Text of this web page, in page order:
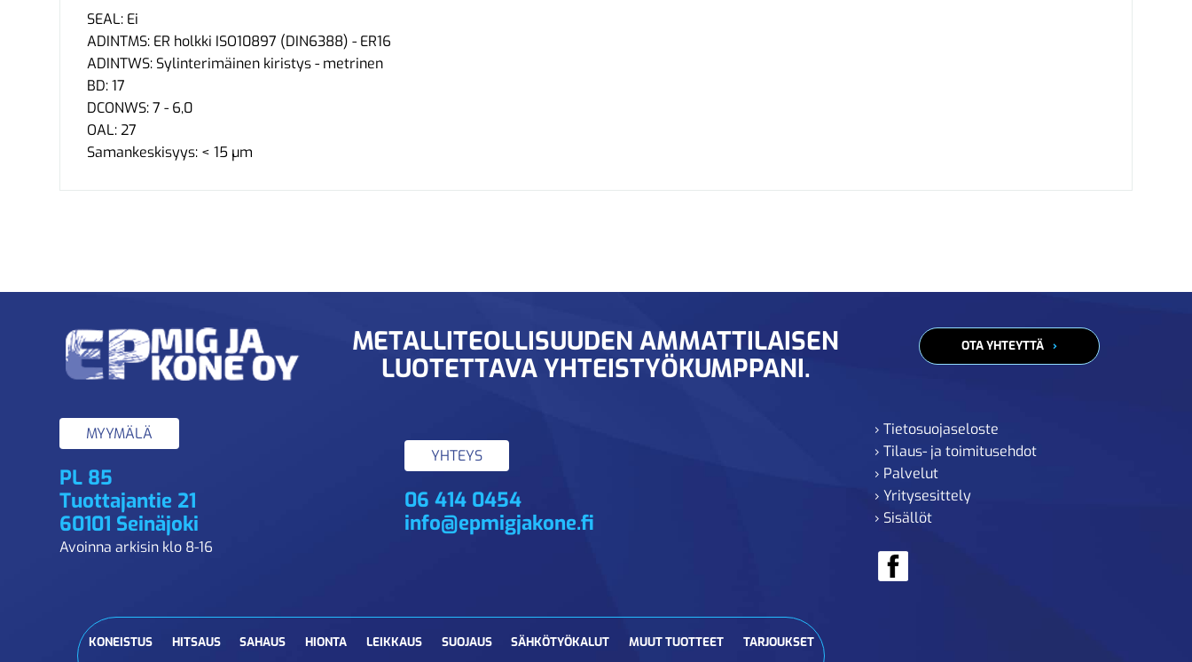
SEAL: Ei
ADINTMS: ER holkki ISO10897 (DIN6388) - ER16
ADINTWS: Sylinterimäinen kiristys - metrinen
BD: 17
DCONWS: 7 - 6,0
OAL: 27
Samankeskisyys: < 15 µm
METALLITEOLLISUUDEN AMMATTILAISEN
LUOTETTAVA YHTEISTYÖKUMPPANI.
OTA YHTEYTTÄ
MYYMÄLÄ
PL 85
Tuottajantie 21
60101 Seinäjoki
Avoinna arkisin klo 8-16
YHTEYS
06 414 0454
info@epmigjakone.fi
› Tietosuojaseloste
› Tilaus- ja toimitusehdot
› Palvelut
› Yritysesittely
› Sisällöt
KONEISTUS HITSAUS SAHAUS HIONTA LEIKKAUS SUOJAUS SÄHKÖTYÖKALUT MUUT TUOTTEET TARJOUKSET